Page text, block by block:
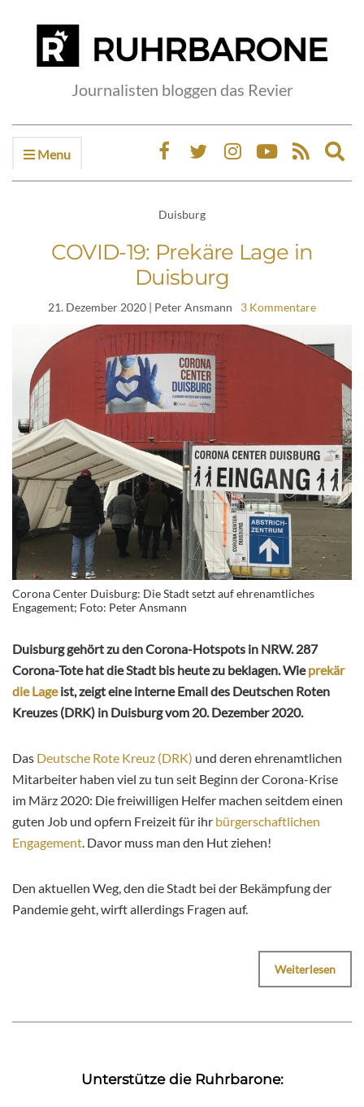
Journalisten bloggen das Revier
Menu
Duisburg
COVID-19: Prekäre Lage in
Duisburg
21. Dezember 2020 | Peter Ansmann 3 Kommentare
Corona Center Duisburg: Die Stadt setzt auf ehrenamtliches
Engagement; Foto: Peter Ansmann
Duisburg gehört zu den Corona-Hotspots in NRW. 287
Corona-Tote hat die Stadt bis heute zu beklagen. Wieprekär
die Lageist, zeigt eine interne Email des Deutschen Roten
Kreuzes (DRK) in Duisburg vom 20. Dezember 2020.
Das Deutsche Rote Kreuz (DRK) und deren ehrenamtlichen
Mitarbeiter haben viel zu tun seit Beginn der Corona-Krise
im März 2020: Die freiwilligen Helfer machen seitdem einen
guten Job und opfern Freizeit für ihr bürgerschaftlichen
Engagement. Davor muss man den Hut ziehen!
Den aktuellen Weg, den die Stadt bei der Bekämpfung der
Pandemie geht, wirft allerdings Fragen auf.
Weiterlesen
Unterstütze die Ruhrbarone: